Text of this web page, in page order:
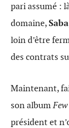
pari assumé :
domaine,Saba
loin d’être
des contrats
Maintenant,
son album
président et